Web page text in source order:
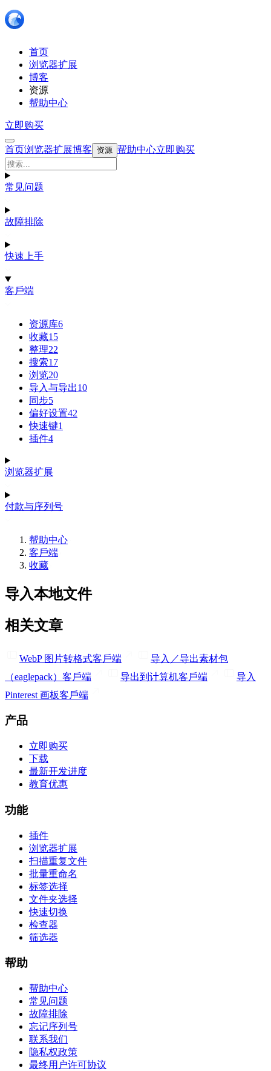
首页
浏览器扩展
博客
资源
帮助中心
立即购买
首页浏览器扩展博客 资源 帮助中心立即购买
常见问题
故障排除
快速上手
客戶端
资源库6
收藏15
整理22
搜索17
浏览20
导入与导出10
同步5
偏好设置42
快速键1
插件4
浏览器扩展
付款与序列号
帮助中心
客戶端
收藏
导入本地文件
相关文章
WebP 图片转格式客戶端
导入／导出素材包
（eaglepack） 客戶端 导出到计算机客戶端
导入
Pinterest 画板客戶端
产品
立即购买
下载
最新开发进度
教育优惠
功能
插件
浏览器扩展
扫描重复文件
批量重命名
标签选择
文件夹选择
快速切换
检查器
筛选器
帮助
帮助中心
常见问题
故障排除
忘记序列号
联系我们
隐私权政策
最终用户许可协议